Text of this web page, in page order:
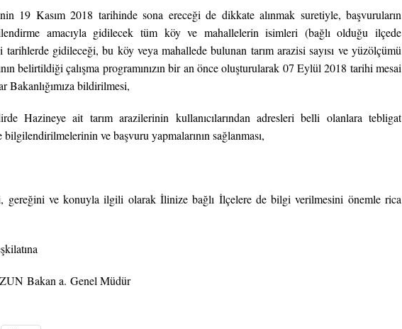
19 Kasım 2018 tarihinde sona ereceği de dikkate alınmak suretiyle, başvuruların
amacıyla gidilecek tüm köy ve mahallelerin isimleri (bağlı olduğu ilçede
gidileceği, bu köy veya mahallede bulunan tarım arazisi sayısı ve yüzölçümü
belirtildiği çalışma programınızın bir an önce oluşturularak 07 Eylül 2018 tarihi mesai
Bakanlığımıza bildirilmesi,
Hazineye ait tarım arazilerinin kullanıcılarından adresleri belli olanlara tebligat
bilgilendirilmelerinin ve başvuru yapmalarının sağlanması,
gereğini ve konuyla ilgili olarak İlinize bağlı İlçelere de bilgi verilmesini önemle rica
Bakan a. Genel Müdür